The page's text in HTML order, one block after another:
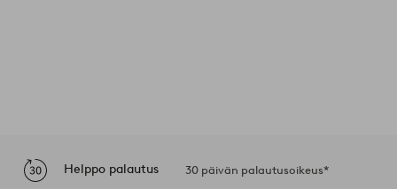
Helppo palautus 30 päivän palautusoikeus*